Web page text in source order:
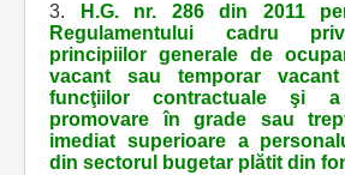
3.
H.G. nr. 286 din 2011
Regulamentului cadru
principiilor generale de
vacant sau temporar vacant
funcţiilor contractuale şi
promovare în grade sau
imediat superioare a
din sectorul bugetar plătit din